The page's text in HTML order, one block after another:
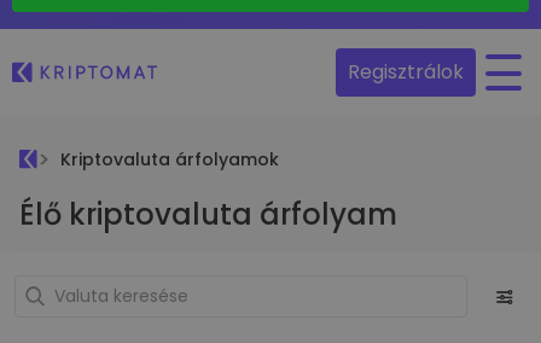
Regisztrálok
Kriptovaluta árfolyamok
Élő kriptovaluta árfolyam